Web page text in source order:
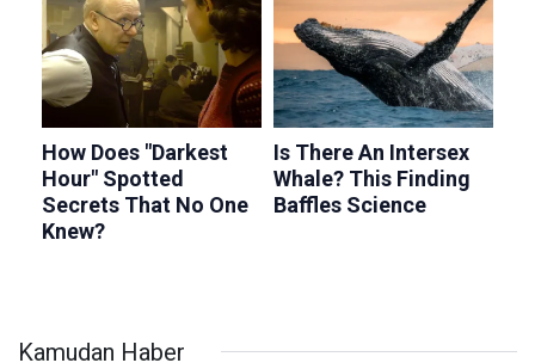
Kamudan Haber